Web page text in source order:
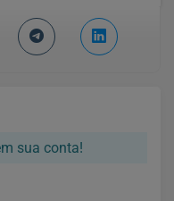
sua conta!